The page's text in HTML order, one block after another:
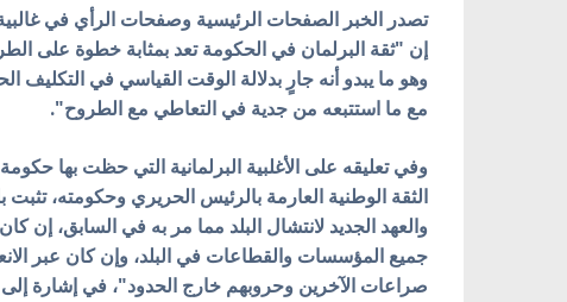
تصدر الخبر الصفحات الرئيسية وصفحات الرأي في
إن "ثقة البرلمان في الحكومة تعد بمثابة خطوة على
وهو ما يبدو أنه جارٍ بدلالة الوقت القياسي في التكليف
مع ما استتبعه من جدية في التعاطي مع الطروح".
وفي تعليقه على الأغلبية البرلمانية التي حظت بها
الثقة الوطنية العارمة بالرئيس الحريري وحكومته،
والعهد الجديد لانتشال البلد مما مر به في السابق، إن
جميع المؤسسات والقطاعات في البلد، وإن كان عبر
صراعات الآخرين وحروبهم خارج الحدود"، في إشارة